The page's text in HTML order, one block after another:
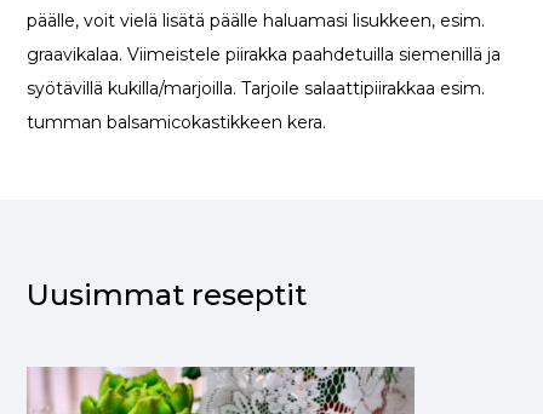
päälle, voit vielä lisätä päälle haluamasi lisukkeen, esim.
graavikalaa. Viimeistele piirakka paahdetuilla siemenillä ja
syötävillä kukilla/marjoilla. Tarjoile salaattipiirakkaa esim.
tumman balsamicokastikkeen kera.
Uusimmat reseptit